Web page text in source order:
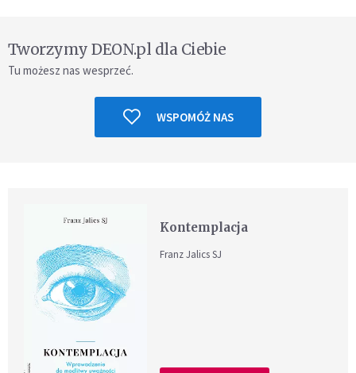
Tworzymy DEON.pl dla Ciebie
Tu możesz nas wesprzeć.
WSPOMÓŻ NAS
Kontemplacja
Franz Jalics SJ